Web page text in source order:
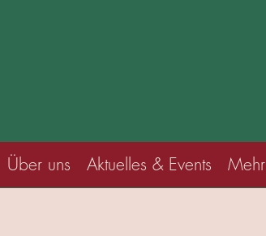
Über uns Aktuelles & Events Mehr